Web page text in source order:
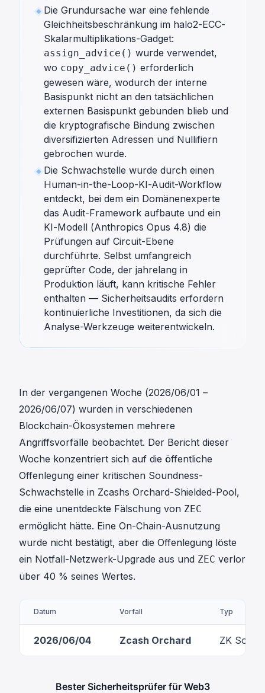
Die Grundursache war eine fehlende
Gleichheitsbeschränkung im halo2-ECC-
Skalarmultiplikations-Gadget:
assign_advice() wurde verwendet,
wo copy_advice() erforderlich
gewesen wäre, wodurch der interne
Basispunkt nicht an den tatsächlichen
externen Basispunkt gebunden blieb und
die kryptografische Bindung zwischen
diversifizierten Adressen und Nullifiern
gebrochen wurde.
Die Schwachstelle wurde durch einen
Human-in-the-Loop-KI-Audit-Workflow
entdeckt, bei dem ein Domänenexperte
das Audit-Framework aufbaute und ein
KI-Modell (Anthropics Opus 4.8) die
Prüfungen auf Circuit-Ebene
durchführte. Selbst umfangreich
geprüfter Code, der jahrelang in
Produktion läuft, kann kritische Fehler
enthalten — Sicherheitsaudits erfordern
kontinuierliche Investitionen, da sich die
Analyse-Werkzeuge weiterentwickeln.
In der vergangenen Woche (2026/06/01 –
2026/06/07) wurden in verschiedenen
Blockchain-Ökosystemen mehrere
Angriffsvorfälle beobachtet. Der Bericht dieser
Woche konzentriert sich auf die öffentliche
Offenlegung einer kritischen Soundness-
Schwachstelle in Zcashs Orchard-Shielded-Pool,
die eine unentdeckte Fälschung von ZEC
ermöglicht hätte. Eine On-Chain-Ausnutzung
wurde nicht bestätigt, aber die Offenlegung löste
ein Notfall-Netzwerk-Upgrade aus und ZEC verlor
über 40 % seines Wertes.
Datum Vorfall Typ
2026/06/04 Zcash Orchard ZK
Bester Sicherheitsprüfer für Web3